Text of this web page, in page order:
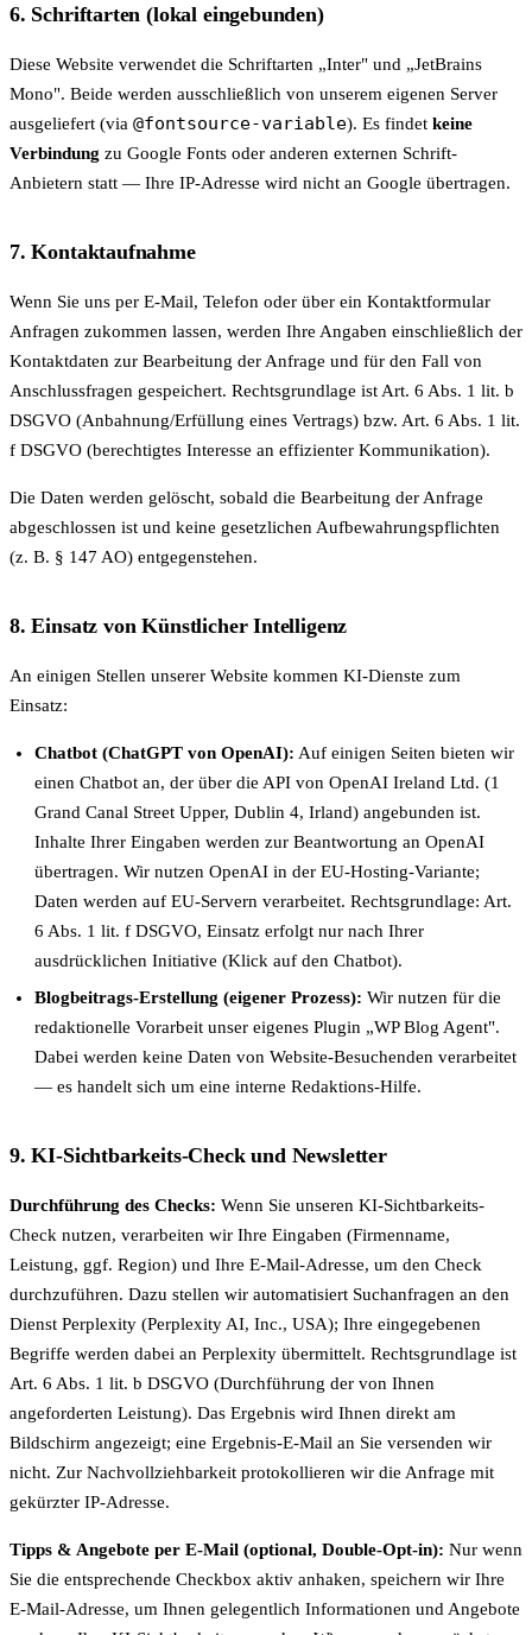
6. Schriftarten (lokal eingebunden)
Diese Website verwendet die Schriftarten „Inter" und „JetBrains
Mono". Beide werden ausschließlich von unserem eigenen Server
ausgeliefert (via @fontsource-variable). Es findet keine
Verbindung zu Google Fonts oder anderen externen Schrift-
Anbietern statt — Ihre IP-Adresse wird nicht an Google übertragen.
7. Kontaktaufnahme
Wenn Sie uns per E-Mail, Telefon oder über ein Kontaktformular
Anfragen zukommen lassen, werden Ihre Angaben einschließlich der
Kontaktdaten zur Bearbeitung der Anfrage und für den Fall von
Anschlussfragen gespeichert. Rechtsgrundlage ist Art. 6 Abs. 1 lit. b
DSGVO (Anbahnung/Erfüllung eines Vertrags) bzw. Art. 6 Abs. 1 lit.
f DSGVO (berechtigtes Interesse an effizienter Kommunikation).
Die Daten werden gelöscht, sobald die Bearbeitung der Anfrage
abgeschlossen ist und keine gesetzlichen Aufbewahrungspflichten
(z. B. § 147 AO) entgegenstehen.
8. Einsatz von Künstlicher Intelligenz
An einigen Stellen unserer Website kommen KI-Dienste zum
Einsatz:
Chatbot (ChatGPT von OpenAI): Auf einigen Seiten bieten wir
einen Chatbot an, der über die API von OpenAI Ireland Ltd. (1
Grand Canal Street Upper, Dublin 4, Irland) angebunden ist.
Inhalte Ihrer Eingaben werden zur Beantwortung an OpenAI
übertragen. Wir nutzen OpenAI in der EU-Hosting-Variante;
Daten werden auf EU-Servern verarbeitet. Rechtsgrundlage: Art.
6 Abs. 1 lit. f DSGVO, Einsatz erfolgt nur nach Ihrer
ausdrücklichen Initiative (Klick auf den Chatbot).
Blogbeitrags-Erstellung (eigener Prozess): Wir nutzen für die
redaktionelle Vorarbeit unser eigenes Plugin „WP Blog Agent".
Dabei werden keine Daten von Website-Besuchenden verarbeitet
— es handelt sich um eine interne Redaktions-Hilfe.
9. KI-Sichtbarkeits-Check und Newsletter
Durchführung des Checks: Wenn Sie unseren KI-Sichtbarkeits-
Check nutzen, verarbeiten wir Ihre Eingaben (Firmenname,
Leistung, ggf. Region) und Ihre E-Mail-Adresse, um den Check
durchzuführen. Dazu stellen wir automatisiert Suchanfragen an den
Dienst Perplexity (Perplexity AI, Inc., USA); Ihre eingegebenen
Begriffe werden dabei an Perplexity übermittelt. Rechtsgrundlage ist
Art. 6 Abs. 1 lit. b DSGVO (Durchführung der von Ihnen
angeforderten Leistung). Das Ergebnis wird Ihnen direkt am
Bildschirm angezeigt; eine Ergebnis-E-Mail an Sie versenden wir
nicht. Zur Nachvollziehbarkeit protokollieren wir die Anfrage mit
gekürzter IP-Adresse.
Tipps & Angebote per E-Mail (optional, Double-Opt-in): Nur wenn
Sie die entsprechende Checkbox aktiv anhaken, speichern wir Ihre
E-Mail-Adresse, um Ihnen gelegentlich Informationen und Angebote